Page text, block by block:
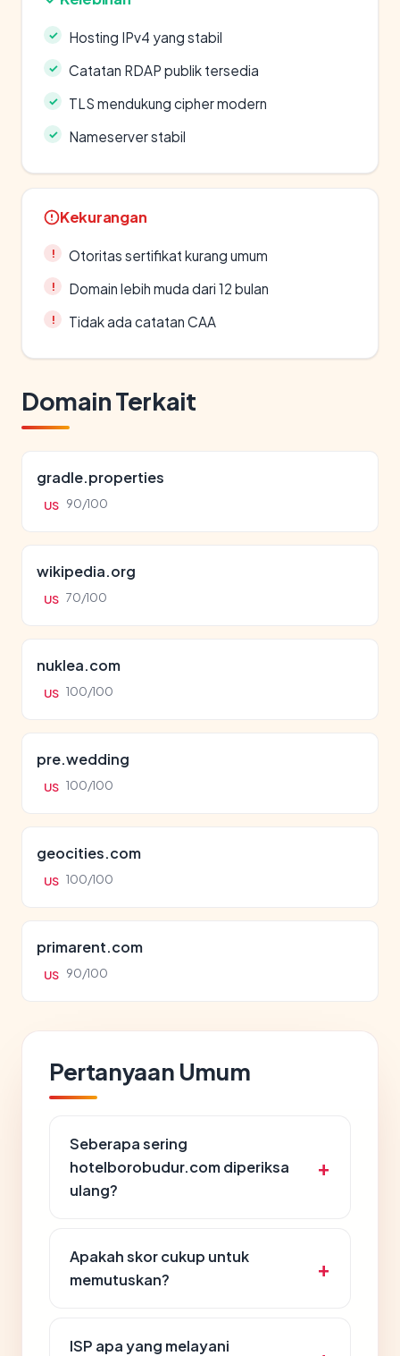
Hosting IPv4 yang stabil
Catatan RDAP publik tersedia
TLS mendukung cipher modern
Nameserver stabil
Kekurangan
Otoritas sertifikat kurang umum
Domain lebih muda dari 12 bulan
Tidak ada catatan CAA
Domain Terkait
gradle.properties
US 90/100
wikipedia.org
US 70/100
nuklea.com
US 100/100
pre.wedding
US 100/100
geocities.com
US 100/100
primarent.com
US 90/100
Pertanyaan Umum
Seberapa sering
hotelborobudur.com diperiksa
ulang?
Apakah skor cukup untuk
memutuskan?
ISP apa yang melayani